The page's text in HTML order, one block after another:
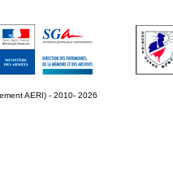
AERI) - 2010- 2026